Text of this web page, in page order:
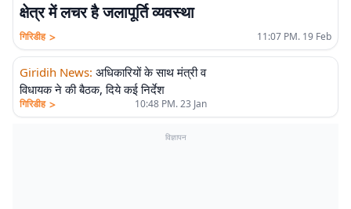
क्षेत्र में लचर है जलापूर्ति व्यवस्था
गिरिडीह > 11:07 PM. 19 Feb
Giridih News: अधिकारियों के साथ मंत्री व
विधायक ने की बैठक, दिये कई निर्देश
गिरिडीह > 10:48 PM. 23 Jan
विज्ञापन